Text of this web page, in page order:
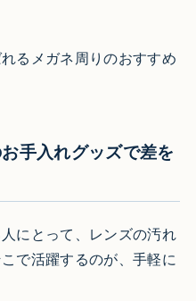
るメガネ周りのおすすめ
手入れグッズで差を
にとって、レンズの汚れ
で活躍するのが、手軽に